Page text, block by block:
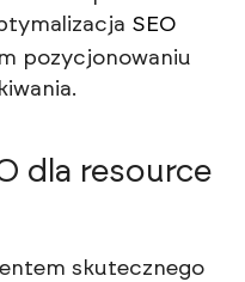
SEO
pozycjonowaniu
dla resource
skutecznego